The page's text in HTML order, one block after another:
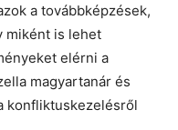
a továbbképzések,
miként is lehet
elérni a
magyartanár és
konfliktuskezelésről